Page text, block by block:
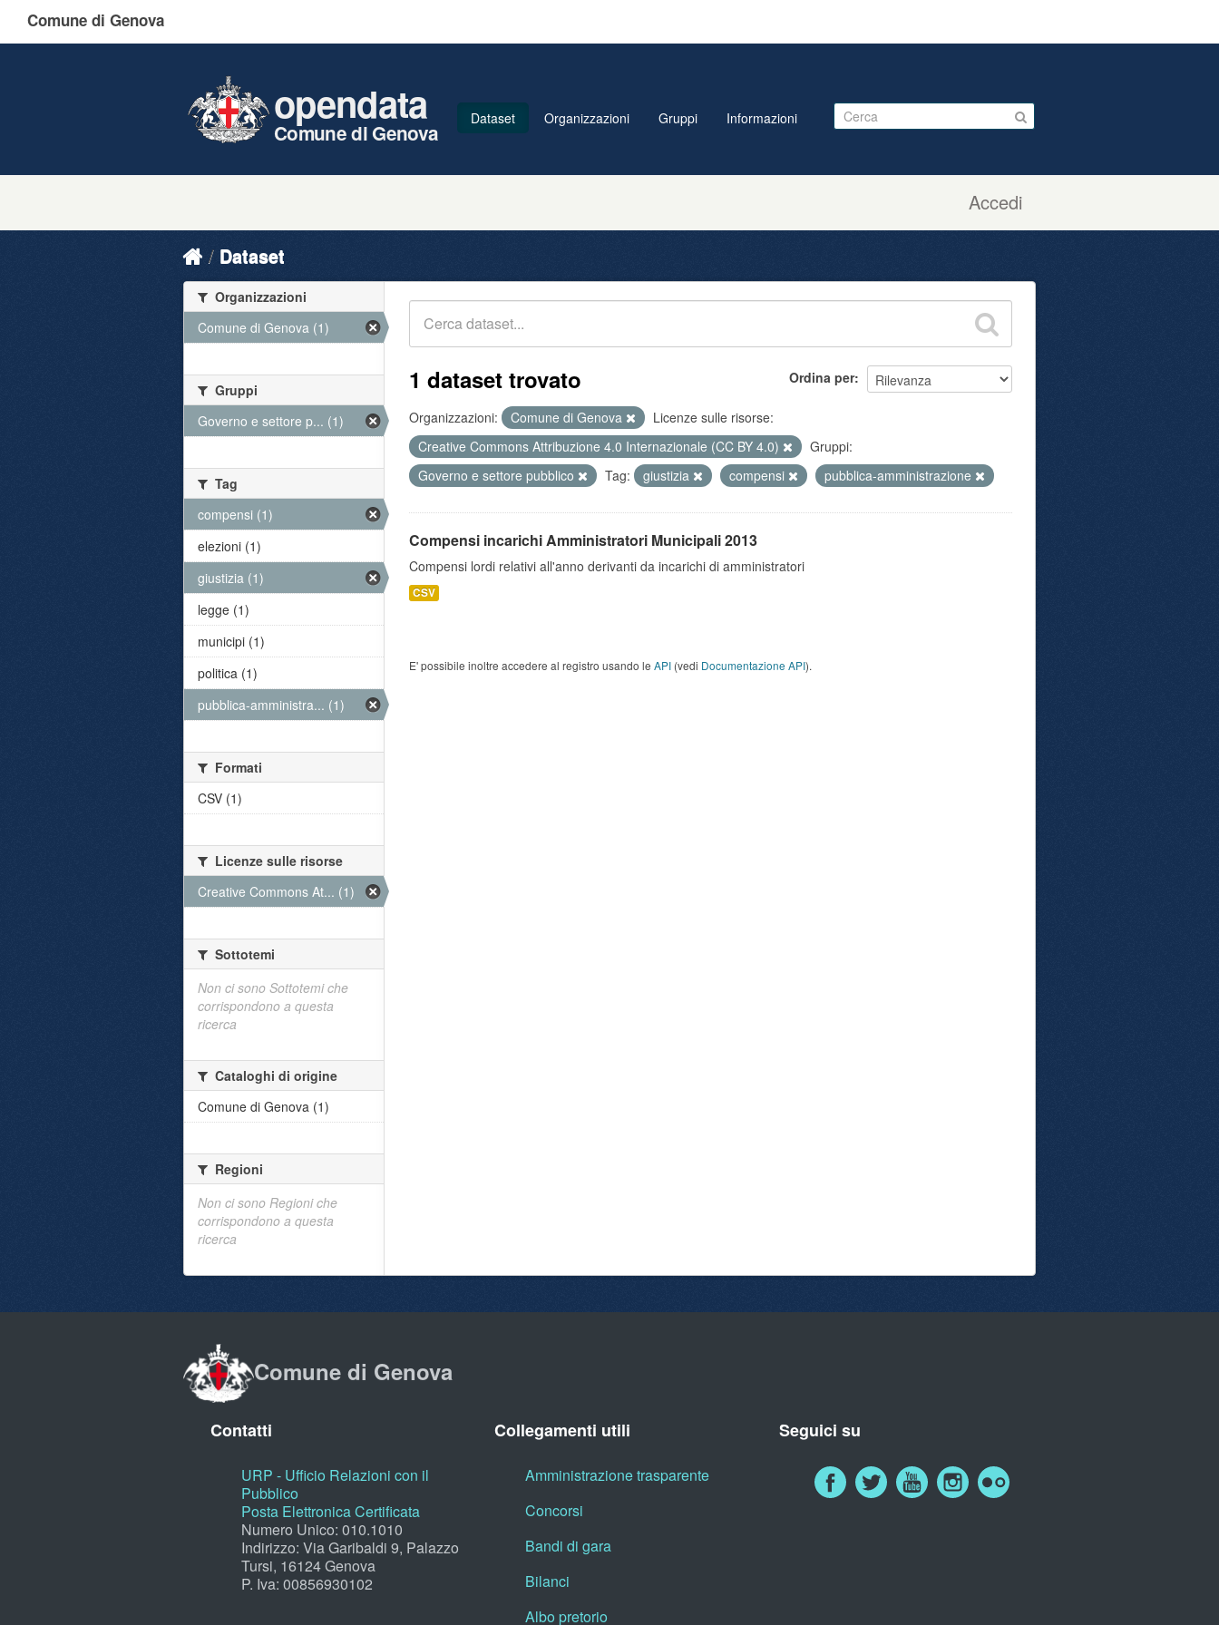
Comune di Genova
Accedi
opendata
Comune di Genova
Dataset Organizzazioni Gruppi Informazioni
Dataset
Ordina per
1 dataset trovato
Organizzazioni: Comune di Genova
Licenze sulle risorse:
Creative Commons Attribuzione 4.0 Internazionale (CC BY 4.0)
Gruppi:
Governo e settore pubblico
Tag: giustizia compensi pubblica-amministrazione
Compensi incarichi Amministratori Municipali 2013
Compensi lordi relativi all'anno derivanti da incarichi di amministratori
CSV
E' possibile inoltre accedere al registro usando le API (vedi Documentazione API).
Organizzazioni
Comune di Genova (1)
Gruppi
Governo e settore p... (1)
Tag
compensi (1)
elezioni (1)
giustizia (1)
legge (1)
municipi (1)
politica (1)
pubblica-amministra... (1)
Formati
CSV (1)
Licenze sulle risorse
Creative Commons At... (1)
Sottotemi
Non ci sono Sottotemi che
corrispondono a questa
ricerca
Cataloghi di origine
Comune di Genova (1)
Regioni
Non ci sono Regioni che
corrispondono a questa
ricerca
Comune di Genova
Contatti
URP - Ufficio Relazioni con il
Pubblico
Posta Elettronica Certificata
Numero Unico: 010.1010
Indirizzo: Via Garibaldi 9, Palazzo
Tursi, 16124 Genova
P. Iva: 00856930102
Collegamenti utili
Amministrazione trasparente
Concorsi
Bandi di gara
Bilanci
Albo pretorio
Seguici su